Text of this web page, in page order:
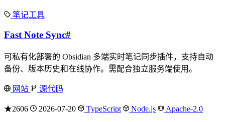
笔记工具
Fast Note Sync#
可私有化部署的 Obsidian 多端实时笔记同步插件，支持自动
备份、版本历史和在线协作。需配合独立服务端使用。
网站 源代码
★2606 2026-07-20 TypeScript Node.js Apache-2.0